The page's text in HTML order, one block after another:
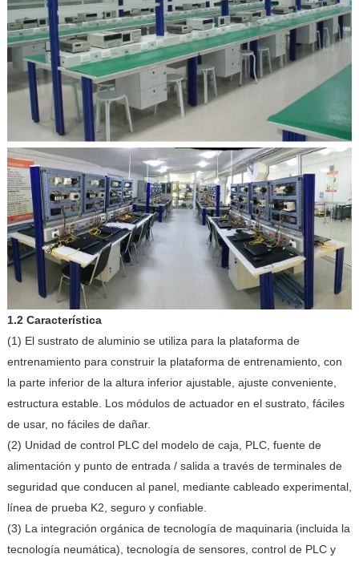
1.2 Característica
(1) El sustrato de aluminio se utiliza para la plataforma de
entrenamiento para construir la plataforma de entrenamiento, con
la parte inferior de la altura inferior ajustable, ajuste conveniente,
estructura estable. Los módulos de actuador en el sustrato, fáciles
de usar, no fáciles de dañar.
(2) Unidad de control PLC del modelo de caja, PLC, fuente de
alimentación y punto de entrada / salida a través de terminales de
seguridad que conducen al panel, mediante cableado experimental,
línea de prueba K2, seguro y confiable.
(3) La integración orgánica de tecnología de maquinaria (incluida la
tecnología neumática), tecnología de sensores, control de PLC y